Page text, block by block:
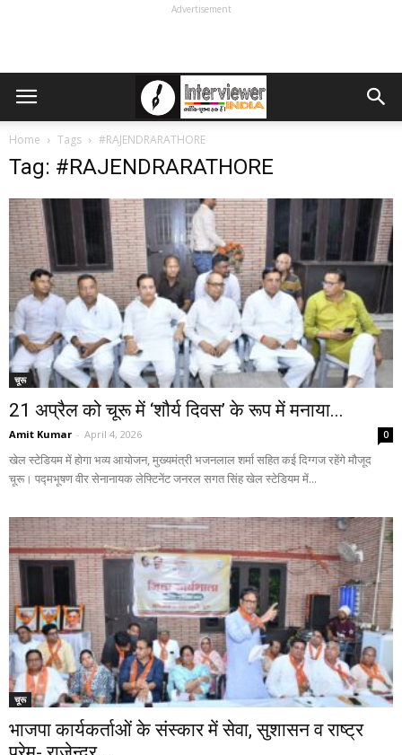
Advertisement
Home Tags #RAJENDRARATHORE
Tag: #RAJENDRARATHORE
चूरू
21 अप्रैल को चूरू में ‘शौर्य दिवस’ के रूप में मनाया...
Amit Kumar - April 4, 2026 0
खेल स्टेडियम में होगा भव्य आयोजन, मुख्यमंत्री भजनलाल शर्मा सहित कई दिग्गज रहेंगे मौजूद
चूरू। पद्मभूषण वीर सेनानायक लेफ्टिनेंट जनरल सगत सिंह खेल स्टेडियम में...
चूरू
भाजपा कार्यकर्ताओं के संस्कार में सेवा, सुशासन व राष्ट्र